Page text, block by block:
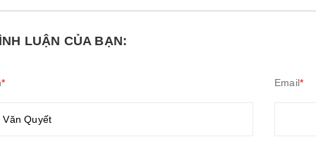
LUẬN CỦA BẠN:
* Email*